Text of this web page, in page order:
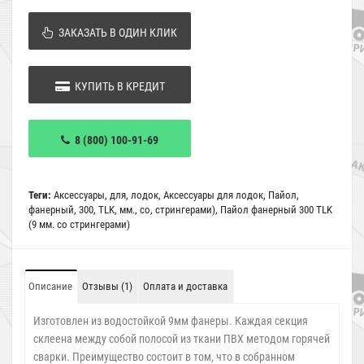
ЗАКАЗАТЬ В ОДИН КЛИК
КУПИТЬ В КРЕДИТ
8 (800) 100-91-69
Теги: Аксессуары, для, лодок, Аксессуары для лодок, Пайол,
фанерный, 300, TLK, мм., со, стрингерами), Пайол фанерный 300 TLK
(9 мм. со стрингерами)
Описание Отзывы (1) Оплата и доставка
Изготовлен из водостойкой 9мм фанеры. Каждая секция
склеена между собой полосой из ткани ПВХ методом горячей
сварки. Преимущество состоит в том, что в собранном